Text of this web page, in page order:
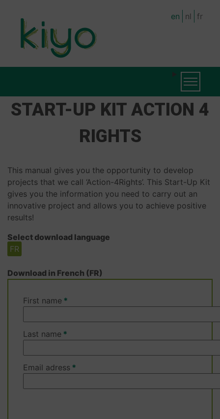
content
en nl fr
NAVIGATION
NAVIGATION
Toggle
START-UP KIT ACTION 4
RIGHTS
This manual gives you the opportunity to develop
projects that we call ‘Action-4Rights’. This Start-Up Kit
gives you the information you need to carry out an
innovative project and allows you to achieve positive
results!
Select download language
FR
Download in French (FR)
First name
Last name
Email adress